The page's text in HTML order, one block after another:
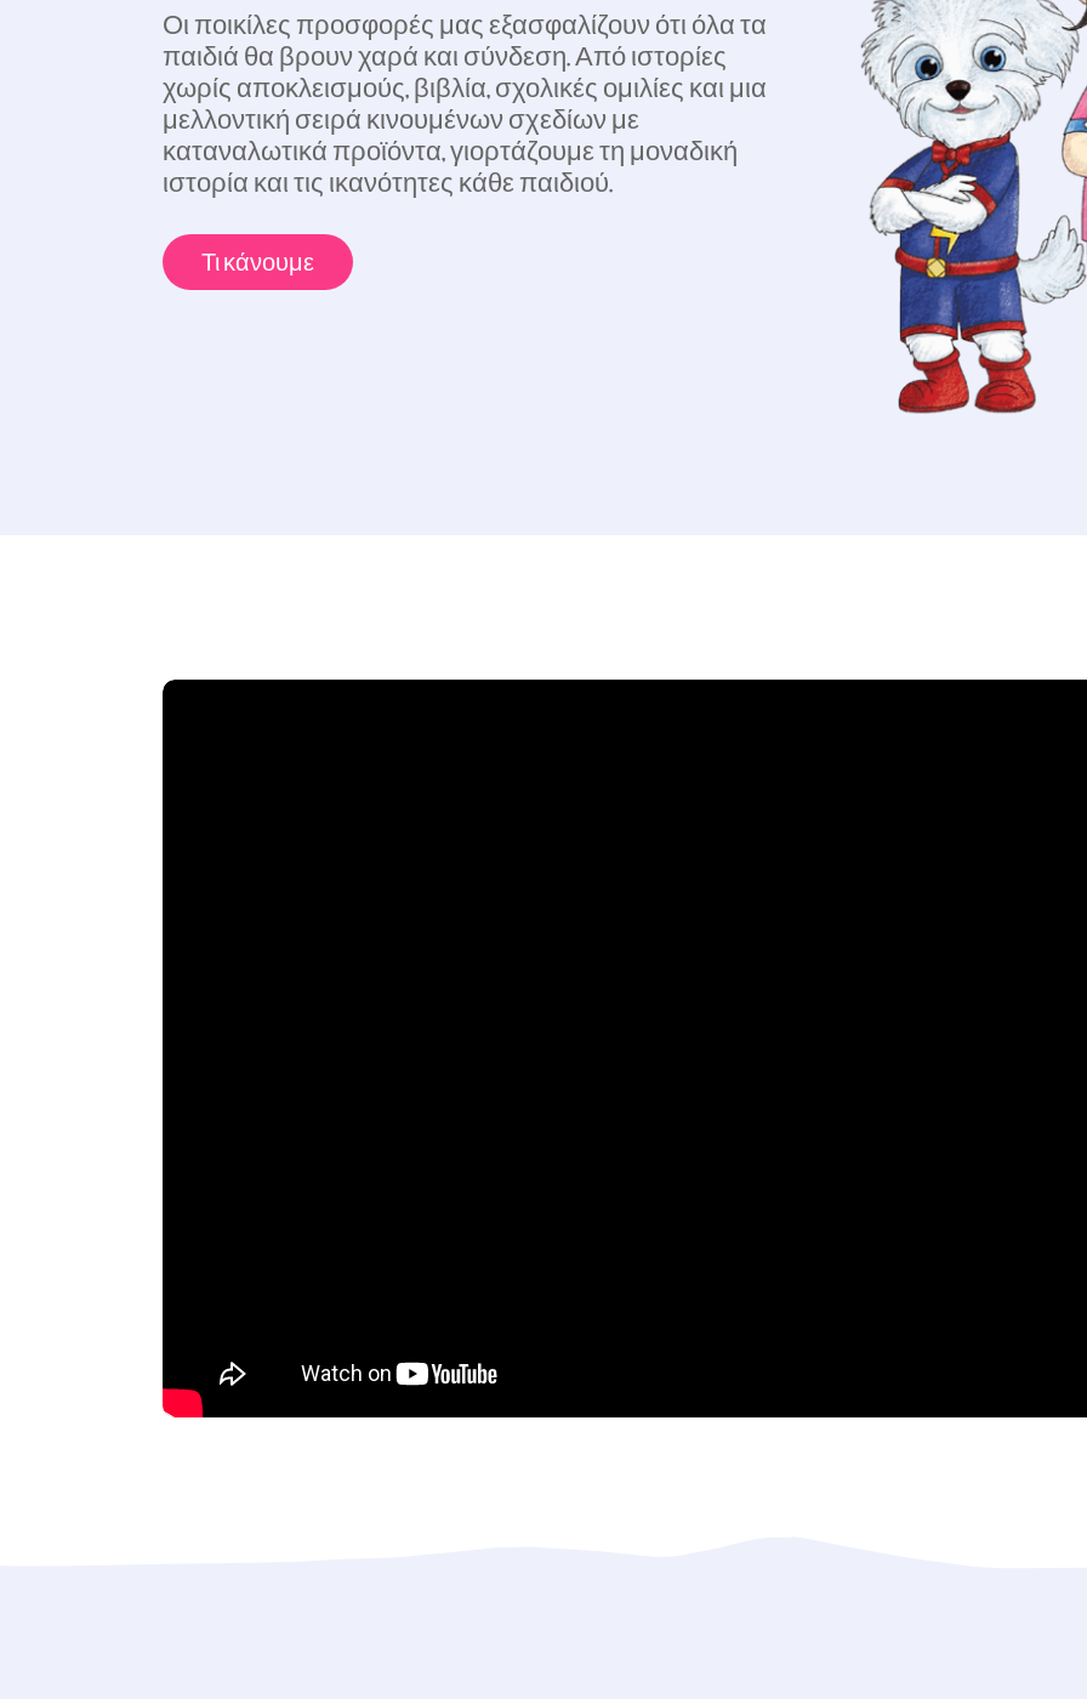
Οι ποικίλες προσφορές μας εξασφαλίζουν ότι όλα τα
παιδιά θα βρουν χαρά και σύνδεση. Από ιστορίες
χωρίς αποκλεισμούς, βιβλία, σχολικές ομιλίες και μια
μελλοντική σειρά κινουμένων σχεδίων με
καταναλωτικά προϊόντα, γιορτάζουμε τη μοναδική
ιστορία και τις ικανότητες κάθε παιδιού.
Τι κάνουμε